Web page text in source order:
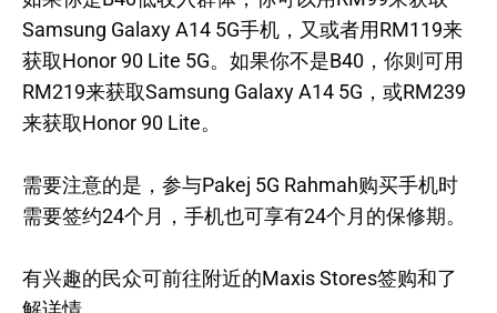
Samsung Galaxy A14 5G手机，又或者用RM119来
获取Honor 90 Lite 5G。如果你不是B40，你则可用
RM219来获取Samsung Galaxy A14 5G，或RM239
来获取Honor 90 Lite。
需要注意的是，参与Pakej 5G Rahmah购买手机时
需要签约24个月，手机也可享有24个月的保修期。
有兴趣的民众可前往附近的Maxis Stores签购和了